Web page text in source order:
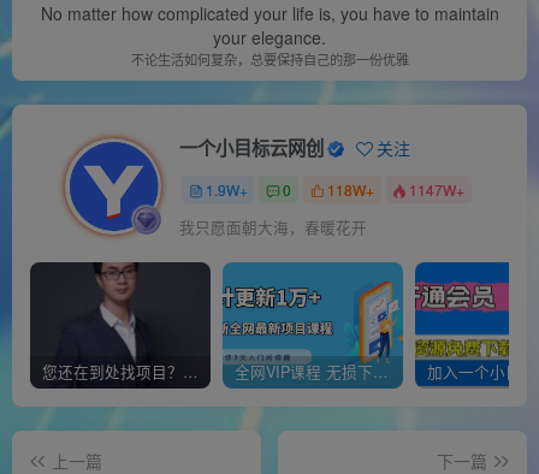
No matter how complicated your life is, you have to maintain
your elegance.
不论生活如何复杂，总要保持自己的那一份优雅
一个小目标云网创 关注
1.9W+ 0 118W+ 1147W+
我只愿面朝大海，春暖花开
您还在到处找项目？还在当韭菜？我靠经营“一个小目标网创商城”年入百W+，曾经我也负债累累! 全网VIP课程 无损下载~
上一篇
下一篇